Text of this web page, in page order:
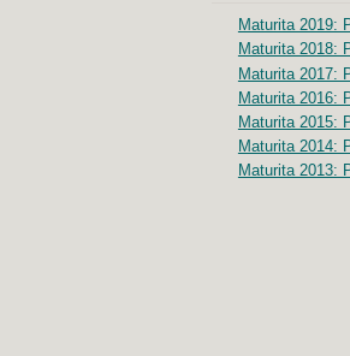
Maturita 2019:
Maturita 2018:
Maturita 2017:
Maturita 2016:
Maturita 2015:
Maturita 2014:
Maturita 2013: